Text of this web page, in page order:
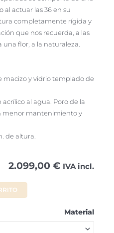
Material
al actuar las 36 en su
completamente rígida y
que nos recuerda, a las
una flor, a la naturaleza.
macizo y vidrio templado de
al agua. Poro de la
menor mantenimiento y
de altura.
2.099,00 € IVA incl.